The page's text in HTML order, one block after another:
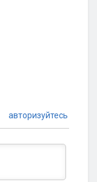
авторизуйтесь